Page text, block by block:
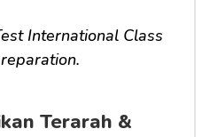
International Class
Terarah &